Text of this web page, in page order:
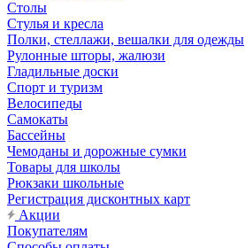
Столы
Стулья и кресла
Полки, стеллажи, вешалки для одежды
Рулонные шторы, жалюзи
Гладильные доски
Спорт и туризм
Велосипеды
Самокаты
Бассейны
Чемоданы и дорожные сумки
Товары для школы
Рюкзаки школьные
Регистрация дисконтных карт
Акции
Покупателям